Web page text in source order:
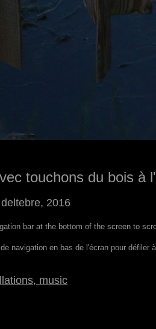
touchons du bois à
2016
bar at the bottom of the screen to
navigation en bas de l'écran pour
music